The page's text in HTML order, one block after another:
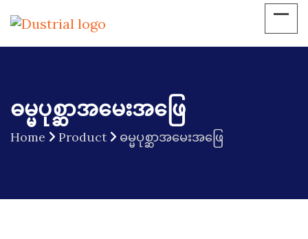
ဓမ္မပုစ္ဆာအမေးအဖြေ
Home Product ဓမ္မပုစ္ဆာအမေးအဖြေ